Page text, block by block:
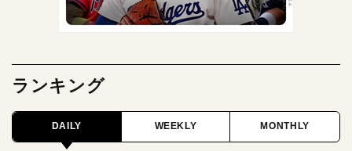
ランキング
DAILY WEEKLY MONTHLY